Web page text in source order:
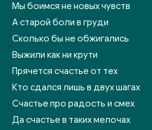
Мы боимся не новых чувств
А старой боли в груди
Сколько бы не обжигались
Выжили как ни крути
Прячется счастье от тех
Кто сдался лишь в двух шагах
Счастье про радость и смех
Да счастье в таких мелочах